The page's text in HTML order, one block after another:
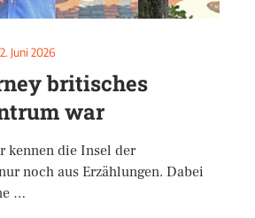
Juni 2026
britisches
war
kennen die Insel der
noch aus Erzählungen. Dabei
…